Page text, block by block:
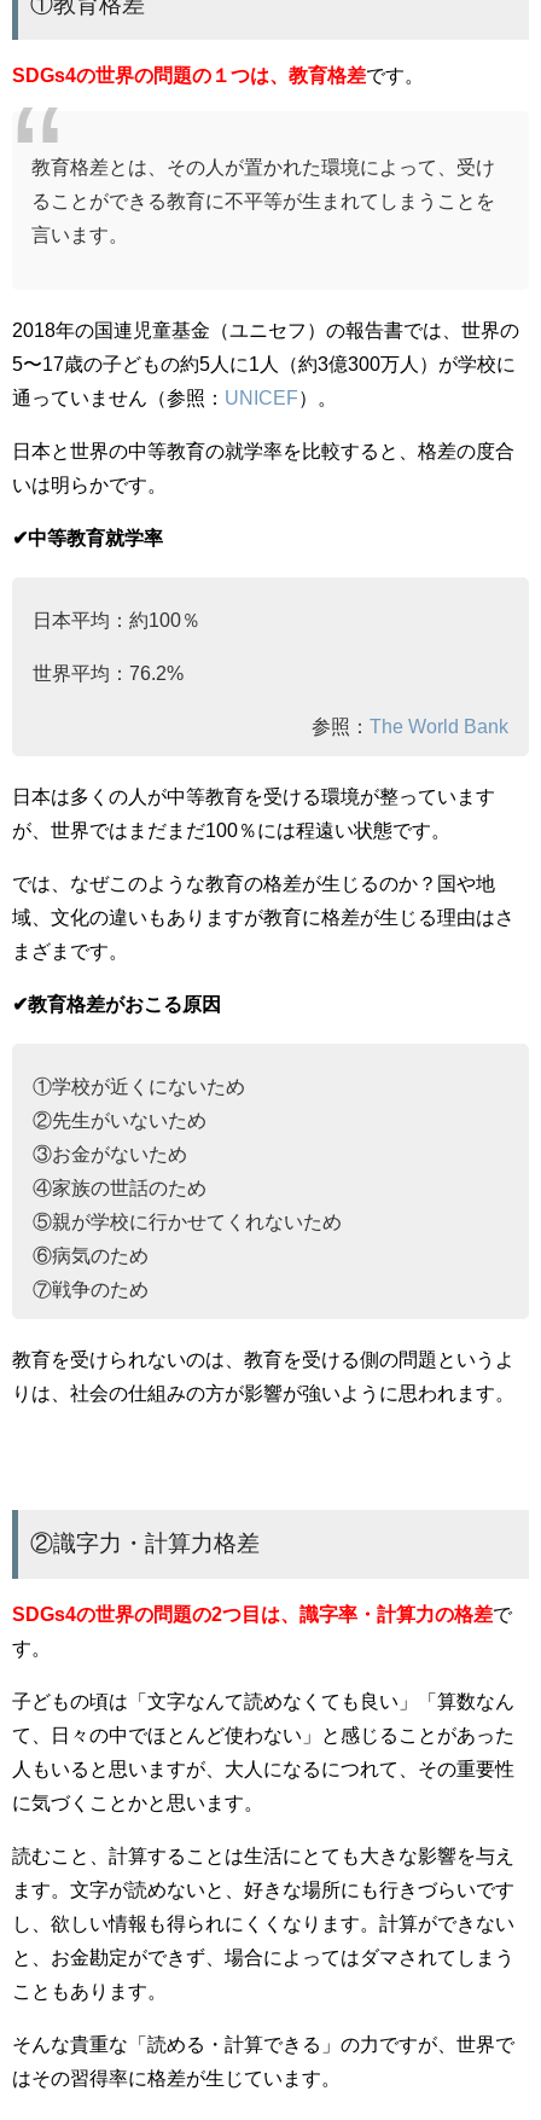
SDGs4の世界の問題の１つは、教育格差です。
教育格差とは、その人が置かれた環境によって、受け
ることができる教育に不平等が生まれてしまうことを
言います。
2018年の国連児童基金（ユニセフ）の報告書では、 世界の
5〜17歳の子どもの約5人に1人（約3億300万人）が学校に
通っていません（参照： UNICEF）。
日本と世界の中等教育の就学率を比較すると、格差の度合
いは明らかです。
✔︎中等教育就学率
日本平均：約100％
世界平均：76.2%
参照： The World Bank
日本は多くの人が中等教育を受ける環境が整っています
が、世界ではまだまだ100％には程遠い状態です。
では、なぜこのような教育の格差が生じるのか？国や地
域、文化の違いもありますが教育に格差が生じる理由はさ
まざまです。
✔︎教育格差がおこる原因
①学校が近くにないため
②先生がいないため
③お金がないため
④家族の世話のため
⑤親が学校に行かせてくれないため
⑥病気のため
⑦戦争のため
教育を受けられないのは、教育を受ける側の問題というよ
りは、社会の仕組みの方が影響が強いように思われます。
②識字力・計算力格差
SDGs4の世界の問題の2つ目は、 識字率・計算力の格差で
す。
子どもの頃は「文字なんて読めなくても良い」「算数なん
て、日々の中でほとんど使わない」と感じることがあった
人もいると思いますが、大人になるにつれて、その重要性
に気づくことかと思います。
読むこと、計算することは生活にとても大きな影響を与え
ます。文字が読めないと、好きな場所にも行きづらいです
し、欲しい情報も得られにくくなります。計算ができない
と、お金勘定ができず、場合によってはダマされてしまう
こともあります。
そんな貴重な「読める・計算できる」の力ですが、世界で
はその習得率に格差が生じています。